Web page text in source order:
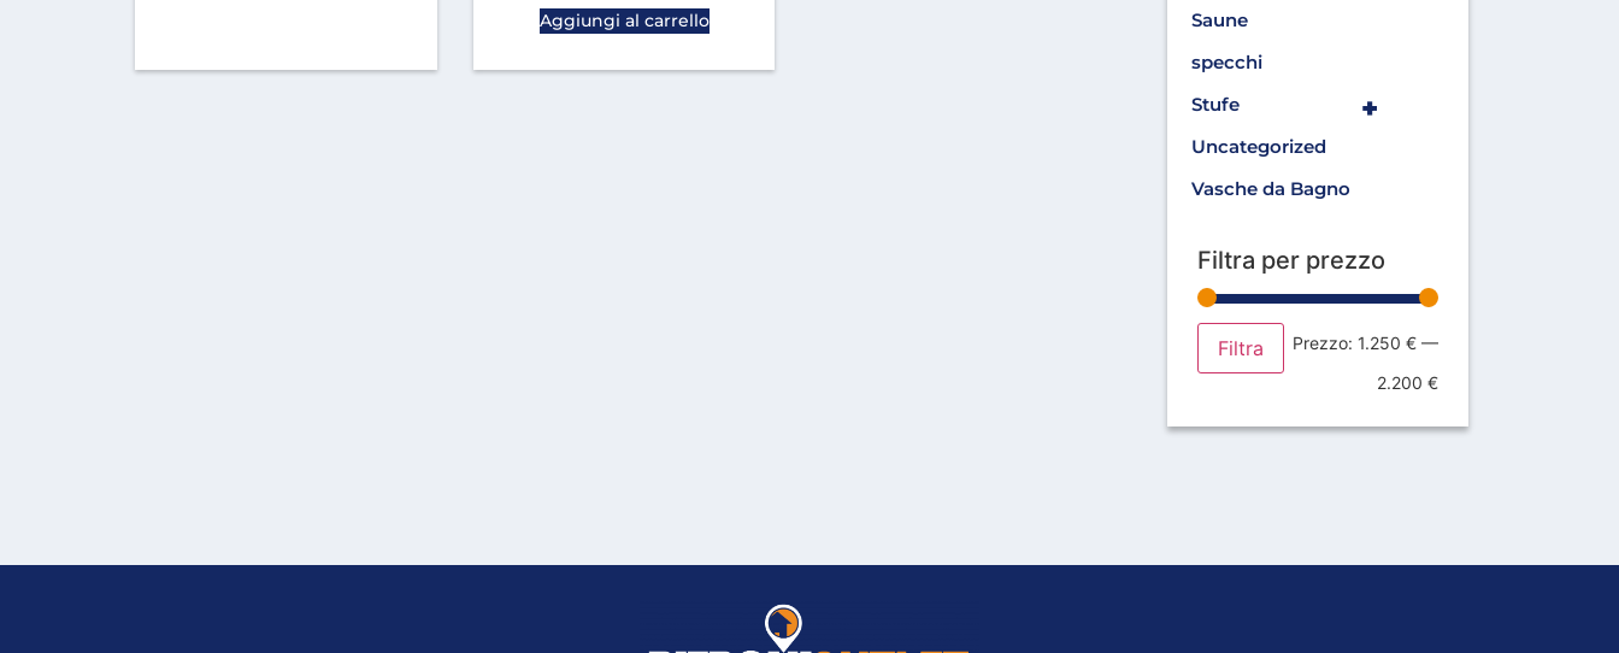
Aggiungi al carrello
Saune
specchi
+
Stufe
Uncategorized
Vasche da Bagno
Filtra per prezzo
Filtra Prezzo: 1.250 € —
2.200 €